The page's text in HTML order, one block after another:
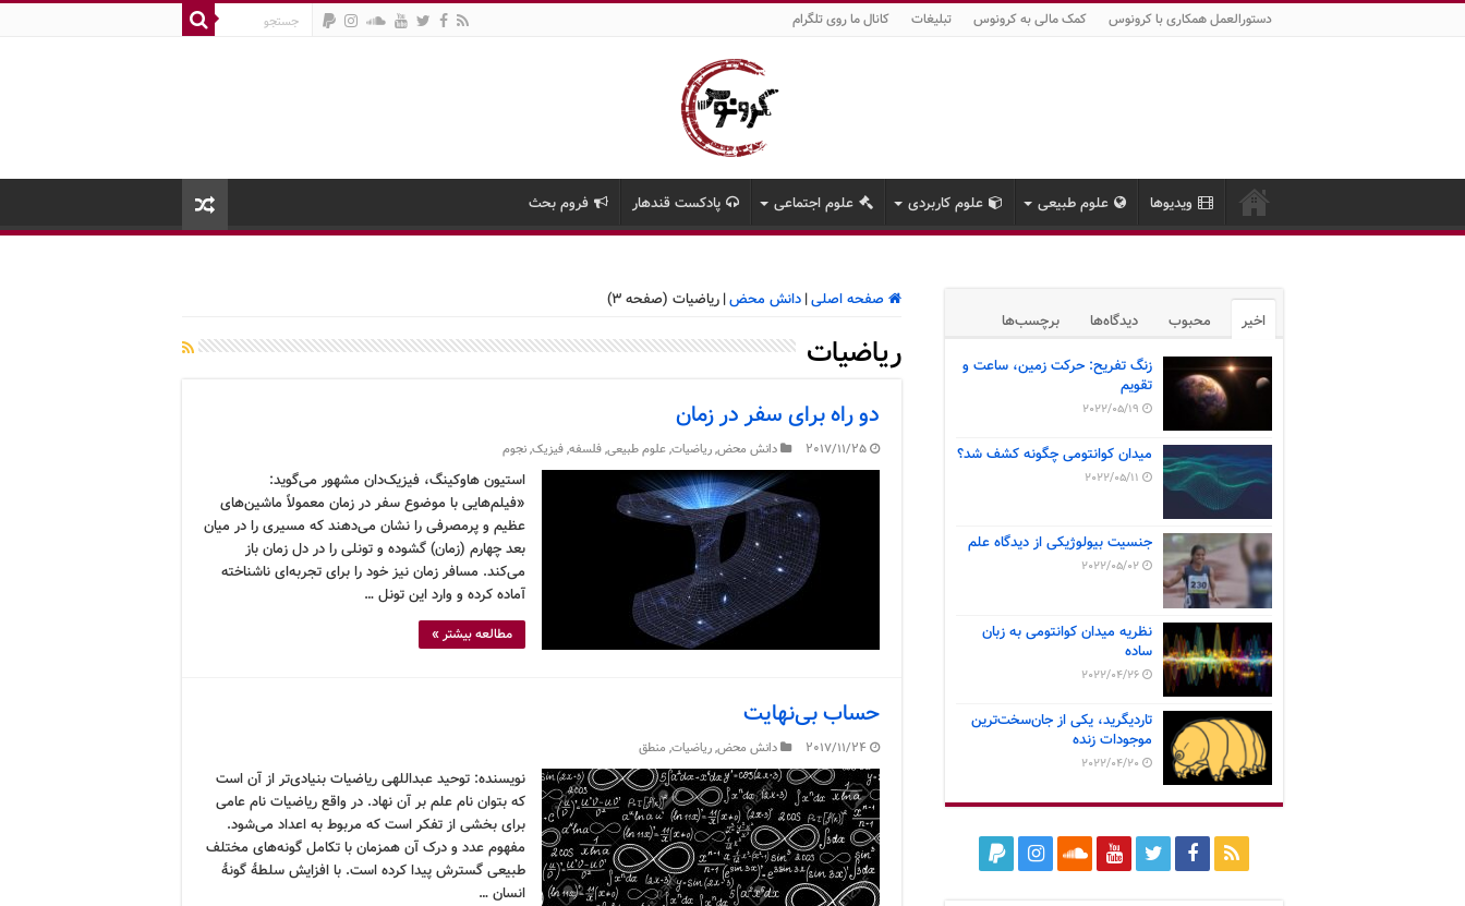
دستورالعمل همکاری با کرونوس کمک مالی به کرونوس تبلیغات کانال ما روی تلگرام
ویدیوها علوم طبیعی علوم کاربردی علوم اجتماعی پادکست قندهار فروم بحث
صفحه اصلی| دانش محض| ریاضیات (صفحه 3)
ریاضیات
دو راه برای سفر در زمان
2017/11/25 دانش محض,ریاضیات,علوم طبیعی,فلسفه,فیزیک,نجوم
استیون هاوکینگ، فیزیک‌دان مشهور می‌گوید:
«فیلم‌هایی با موضوع سفر در زمان معمولاً ماشین‌های
عظیم و پرمصرفی را نشان می‌دهند که مسیری را در میان
بعد چهارم (زمان) گشوده و تونلی را در دل زمان باز
می‌کند. مسافر زمان نیز خود را برای تجربه‌ای ناشناخته
آماده کرده و وارد این تونل …
مطالعه بیشتر »
حساب بی‌نهایت
2017/11/24 دانش محض,ریاضیات, منطق
نویسنده: توحید عبداللهی ریاضیات بنیادی‌تر از آن است
که بتوان نام علم بر آن نهاد. در واقع ریاضیات نام عامی
برای بخشی از تفکر است که مربوط به اعداد می‌شود.
مفهوم عدد و درک آن همزمان با تکامل گونه‌های مختلف
طبیعی گسترش پیدا کرده است. با افزایش سلطۀ گونۀ
انسان …
اخیر محبوب دیدگاه‌ها برچسب‌ها
زنگ تفریح: حرکت زمین، ساعت و
تقویم
2022/05/19
میدان کوانتومی چگونه کشف شد؟
2022/05/11
جنسیت بیولوژیکی از دیدگاه علم
2022/05/02
نظریه میدان کوانتومی به زبان
ساده
2022/04/26
تاردیگرید، یکی از جان‌سخت‌ترین
موجودات زنده
2022/04/20